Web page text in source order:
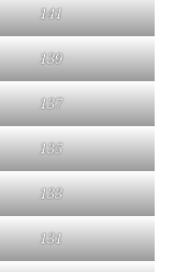
141
139
137
135
133
131